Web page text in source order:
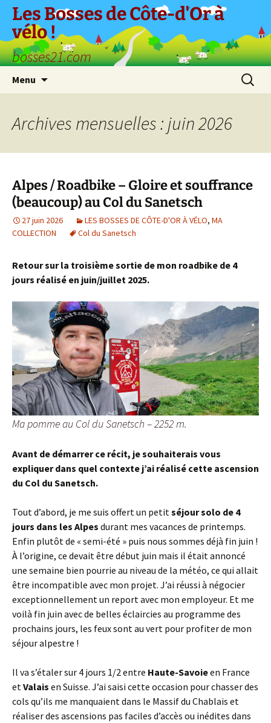
Aller
contenu
Les Bosses de Côte-d'Or à
vélo !
bosses21.com
Menu
Archives mensuelles : juin 2026
Alpes / Roadbike – Gloire et souffrance
(beaucoup) au Col du Sanetsch
27 juin 2026 LES BOSSES DE CÔTE-D'OR À VÉLO, MA
COLLECTION
Col du Sanetsch
Retour sur la troisième sortie de mon roadbike de 4
jours réalisé en juin/juillet 2025.
Ma pomme au Col du Sanetsch – 2252 m.
Avant de démarrer ce récit, je souhaiterais vous
expliquer dans quel contexte j’ai réalisé cette ascension
du Col du Sanetsch.
Tout d’abord, je me suis offert un petitséjour solo de 4
jours dans les Alpes durant mes vacances de printemps.
Enfin plutôt de « semi-été » puis nous sommes déjà fin juin !
À l’origine, ce devait être début juin mais il était annoncé
une semaine bien pourrie au niveau de la météo, ce qui allait
être incompatible avec mon projet. J’ai réussi à négocier
exceptionnellement un report avec mon employeur. Et me
voilà fin juin avec de belles éclaircies au programme des
prochains jours, les feux sont au vert pour profiter de mon
séjour alpestre !
Il va s’étaler sur 4 jours 1/2 entre Haute-Savoieen France
etValais en Suisse. J’ai saisi cette occasion pour chasser des
cols qu’ils me manquaient dans le Massif du Chablais et
réaliser des ascensions pas faciles d’accès ou inédites dans